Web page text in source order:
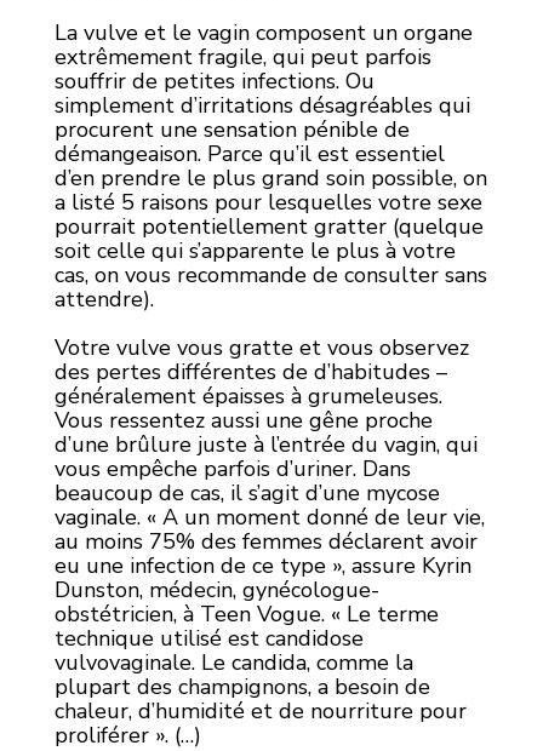
La vulve et le vagin composent un organe
extrêmement fragile, qui peut parfois
souffrir de petites infections. Ou
simplement d’irritations désagréables qui
procurent une sensation pénible de
démangeaison. Parce qu’il est essentiel
d’en prendre le plus grand soin possible, on
a listé 5 raisons pour lesquelles votre sexe
pourrait potentiellement gratter (quelque
soit celle qui s’apparente le plus à votre
cas, on vous recommande de consulter sans
attendre).
Votre vulve vous gratte et vous observez
des pertes différentes de d’habitudes –
généralement épaisses à grumeleuses.
Vous ressentez aussi une gêne proche
d’une brûlure juste à l’entrée du vagin, qui
vous empêche parfois d’uriner. Dans
beaucoup de cas, il s’agit d’une mycose
vaginale. « A un moment donné de leur vie,
au moins 75% des femmes déclarent avoir
eu une infection de ce type », assure Kyrin
Dunston, médecin, gynécologue-
obstétricien, à Teen Vogue. « Le terme
technique utilisé est candidose
vulvovaginale. Le candida, comme la
plupart des champignons, a besoin de
chaleur, d’humidité et de nourriture pour
proliférer ». (…)